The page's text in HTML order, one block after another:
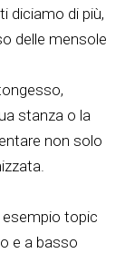
diciamo di più,
delle mensole
stanza o la
non solo
esempio topic
e a basso